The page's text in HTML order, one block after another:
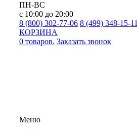
ПН-ВС
с 10:00 до 20:00
8 (800) 302-77-06 8 (499) 348-15-11
КОРЗИНА
0 товаров. Заказать звонок
Меню